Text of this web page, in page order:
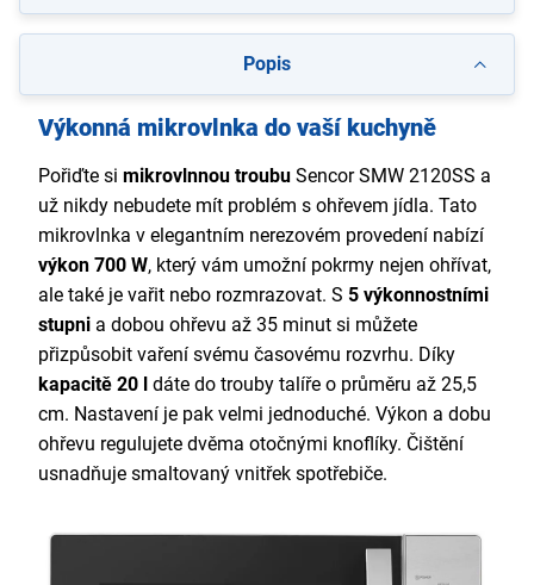
Popis
Výkonná mikrovlnka do vaší kuchyně
Pořiďte si mikrovlnnou troubu Sencor SMW 2120SS a
už nikdy nebudete mít problém s ohřevem jídla. Tato
mikrovlnka v elegantním nerezovém provedení nabízí
výkon 700 W, který vám umožní pokrmy nejen ohřívat,
ale také je vařit nebo rozmrazovat. S 5 výkonnostními
stupni a dobou ohřevu až 35 minut si můžete
přizpůsobit vaření svému časovému rozvrhu. Díky
kapacitě 20 l dáte do trouby talíře o průměru až 25,5
cm. Nastavení je pak velmi jednoduché. Výkon a dobu
ohřevu regulujete dvěma otočnými knoflíky. Čištění
usnadňuje smaltovaný vnitřek spotřebiče.